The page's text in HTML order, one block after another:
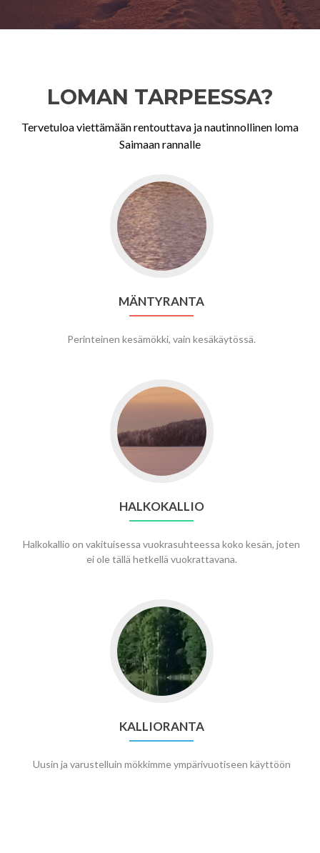
LOMAN TARPEESSA?
Tervetuloa viettämään rentouttava ja nautinnollinen loma
Saimaan rannalle
Go
to
Mäntyranta
MÄNTYRANTA
Perinteinen kesämökki, vain kesäkäytössä.
Halkokallio
HALKOKALLIO
Halkokallio on vakituisessa vuokrasuhteessa koko kesän, joten
ei ole tällä hetkellä vuokrattavana.
Go
to
Kallioranta
KALLIORANTA
Uusin ja varustelluin mökkimme ympärivuotiseen käyttöön